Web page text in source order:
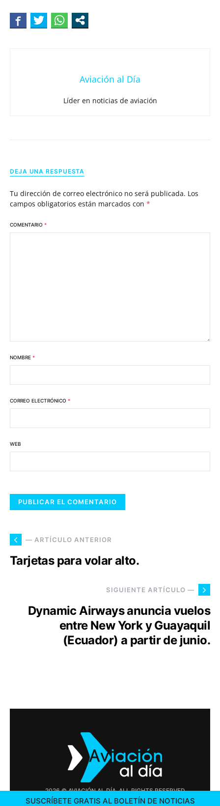
Aviación al Día
Líder en noticias de aviación
DEJA UNA RESPUESTA
Tu dirección de correo electrónico no será publicada. Los
campos obligatorios están marcados con *
COMENTARIO *
NOMBRE *
CORREO ELECTRÓNICO *
WEB
— ARTÍCULO ANTERIOR
Tarjetas para volar alto.
SIGUIENTE ARTÍCULO —
Dynamic Airways anuncia vuelos
entre New York y Guayaquil
(Ecuador) a partir de junio.
2026 © AVIACIÓN AL DÍA. ALL RIGHTS RESERVED
SUSCRÍBETE GRATIS AL BOLETÍN DE NOTICIAS